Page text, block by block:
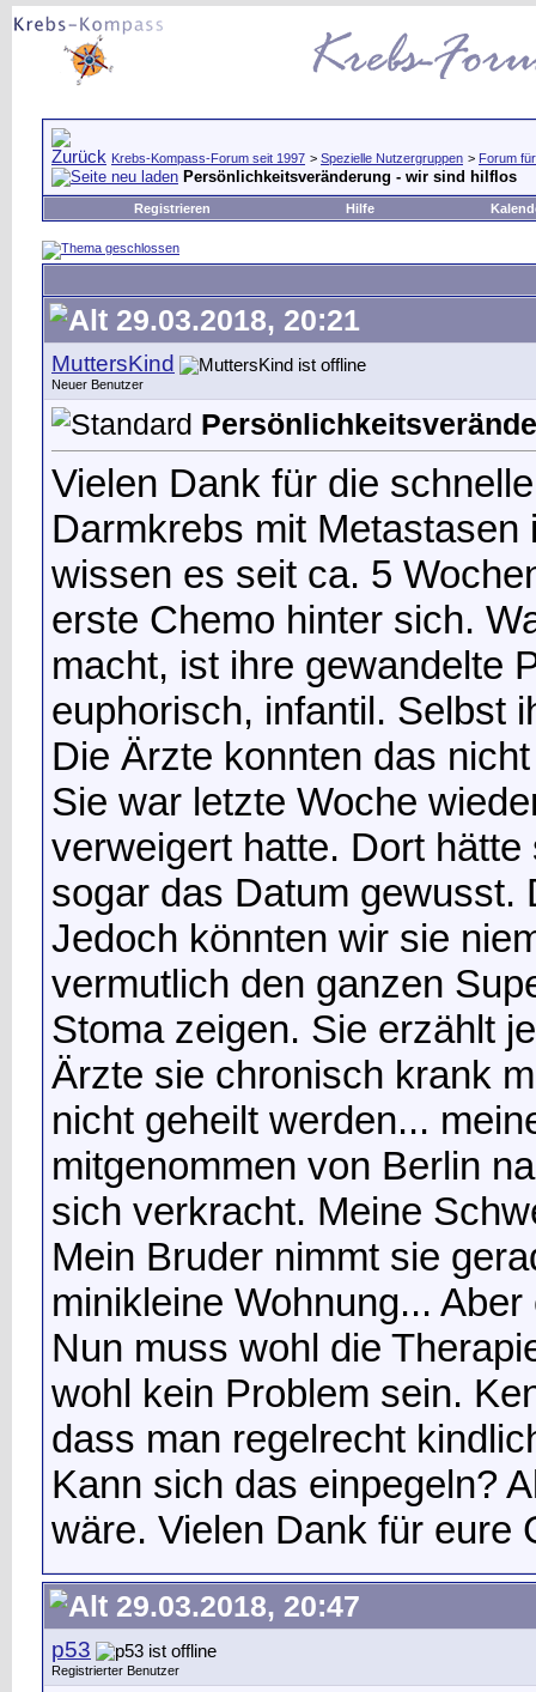
Krebs-Kompass-Forum seit 1997 > Spezielle Nutzergruppen > Forum
Persönlichkeitsveränderung - wir sind hilflos
Registrieren Hilfe
29.03.2018, 20:21
MuttersKind
Neuer Benutzer
Vielen Dank für die
Darmkrebs mit
wissen es seit ca. 5
erste Chemo hinter sich.
macht, ist ihre gewandelte
euphorisch, infantil. Selbst
Die Ärzte konnten das
Sie war letzte Woche
verweigert hatte. Dort
sogar das Datum gewusst.
Jedoch könnten wir sie
vermutlich den ganzen
Stoma zeigen. Sie erzählt
Ärzte sie chronisch krank
nicht geheilt werden...
mitgenommen von Berlin
sich verkracht. Meine
Mein Bruder nimmt sie
minikleine Wohnung...
Nun muss wohl die
wohl kein Problem sein.
dass man regelrecht
Kann sich das einpegeln?
wäre. Vielen Dank für eure
29.03.2018, 20:47
p53
Registrierter Benutzer